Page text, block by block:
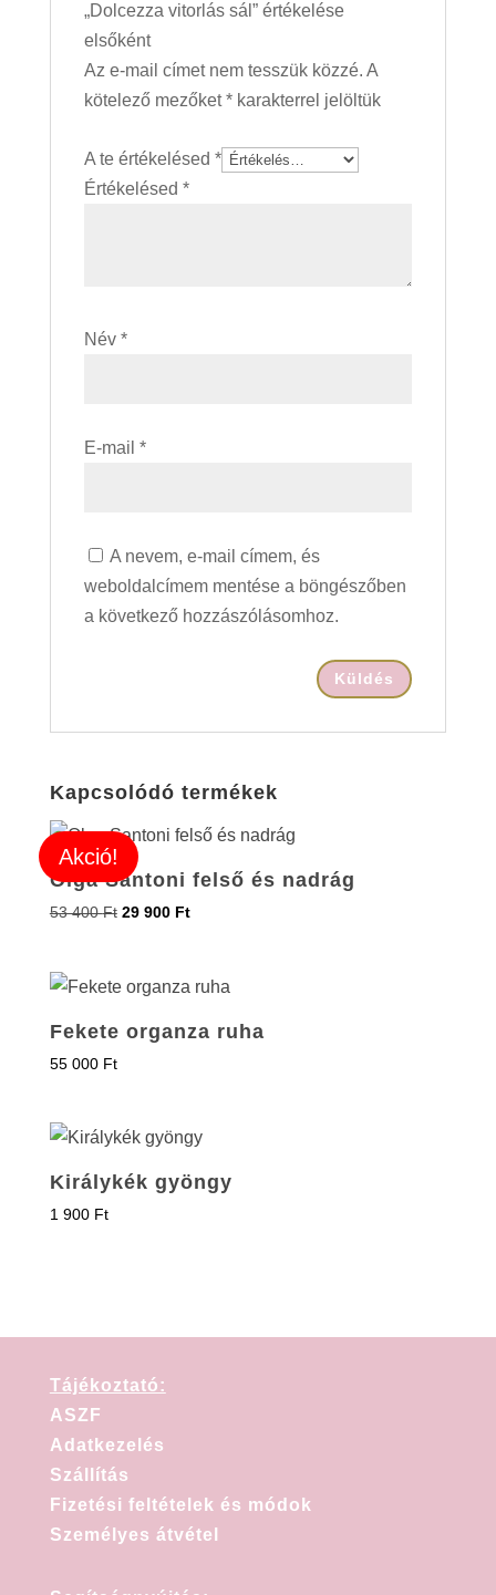
„Dolcezza vitorlás sál” értékelése
elsőként
Az e-mail címet nem tesszük közzé. A
kötelező mezőket*karakterrel jelöltük
A te értékelésed *
Értékelésed *
Név *
E-mail *
A nevem, e-mail címem, és
weboldalcímem mentése a böngészőben
a következő hozzászólásomhoz.
Kapcsolódó termékek
Akció!
Olga Santoni felső és nadrág
53 400Ft 29 900 Ft
Fekete organza ruha
55 000 Ft
Királykék gyöngy
1 900 Ft
Tájékoztató:
ASZF
Adatkezelés
Szállítás
Fizetési feltételek és módok
Személyes átvétel